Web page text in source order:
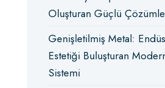
Oluşturan Güçlü
Genişletilmiş Metal:
Estetiği Buluşturan
Sistemi